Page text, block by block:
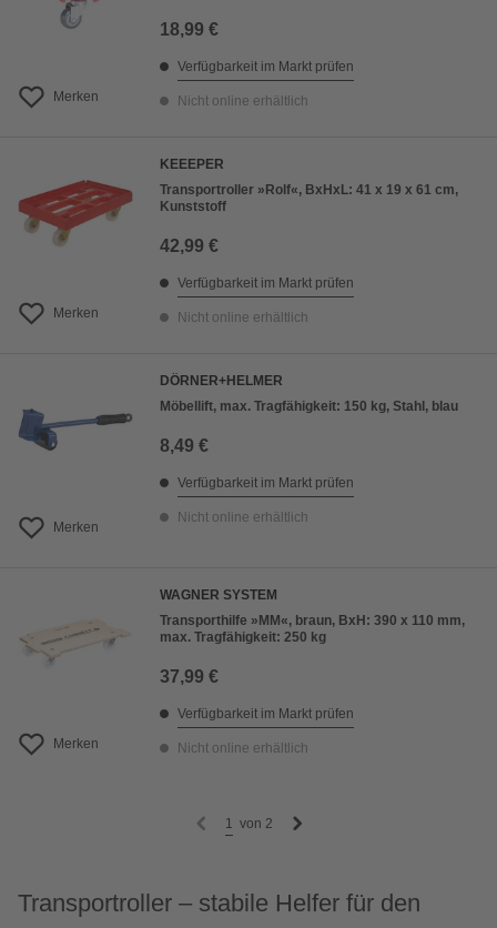
Merken
18,99 €
Verfügbarkeit im Markt prüfen
Nicht online erhältlich
Merken
KEEEPER
Transportroller »Rolf«, BxHxL: 41 x 19 x 61 cm,
Kunststoff
42,99 €
Verfügbarkeit im Markt prüfen
Nicht online erhältlich
Merken
DÖRNER+HELMER
Möbellift, max. Tragfähigkeit: 150 kg, Stahl, blau
8,49 €
Verfügbarkeit im Markt prüfen
Nicht online erhältlich
Merken
WAGNER SYSTEM
Transporthilfe »MM«, braun, BxH: 390 x 110 mm,
max. Tragfähigkeit: 250 kg
37,99 €
Verfügbarkeit im Markt prüfen
Nicht online erhältlich
1 von 2
Transportroller – stabile Helfer für den